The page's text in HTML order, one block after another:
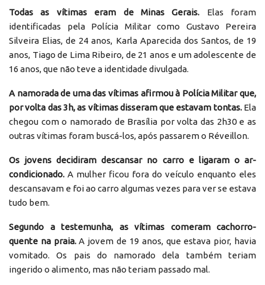
Todas as vítimas eram de Minas Gerais. Elas foram
identificadas pela Polícia Militar como Gustavo Pereira
Silveira Elias, de 24 anos, Karla Aparecida dos Santos, de 19
anos, Tiago de Lima Ribeiro, de 21 anos e um adolescente de
16 anos, que não teve a identidade divulgada.
A namorada de uma das vítimas afirmou à Polícia Militar que,
por volta das 3h, as vítimas disseram que estavam tontas.Ela
chegou com o namorado de Brasília por volta das 2h30 e as
outras vítimas foram buscá-los, após passarem o Réveillon.
Os jovens decidiram descansar no carro e ligaram o ar-
condicionado. A mulher ficou fora do veículo enquanto eles
descansavam e foi ao carro algumas vezes para ver se estava
tudo bem.
Segundo a testemunha, as vítimas comeram cachorro-
quente na praia.A jovem de 19 anos, que estava pior, havia
vomitado. Os pais do namorado dela também teriam
ingerido o alimento, mas não teriam passado mal.